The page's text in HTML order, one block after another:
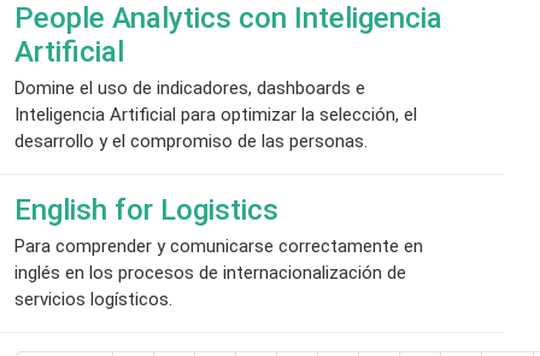
People Analytics con Inteligencia
Artificial
Domine el uso de indicadores, dashboards e
Inteligencia Artificial para optimizar la selección, el
desarrollo y el compromiso de las personas.
English for Logistics
Para comprender y comunicarse correctamente en
inglés en los procesos de internacionalización de
servicios logísticos.